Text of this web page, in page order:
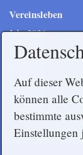
Vereinsleben
Jahr 2026
Jahr 2025
Jahr 2023
Jahr 2022
Jahr 2021
Auf dieser
können alle
bestimmte
Einstellungen